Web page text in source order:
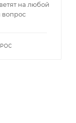
на любой